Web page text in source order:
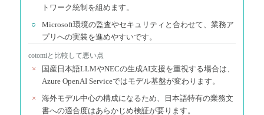
トワーク統制を組めます。
○
Microsoft環境の監査やセキュリティと合わせて、業務ア
プリへの実装を進めやすいです。
cotomiと比較して悪い点
×
国産日本語LLMやNECの生成AI支援を重視する場合は、
Azure OpenAI Serviceではモデル基盤が変わります。
×
海外モデル中心の構成になるため、日本語特有の業務文
書への適合度はあらかじめ検証が要ります。